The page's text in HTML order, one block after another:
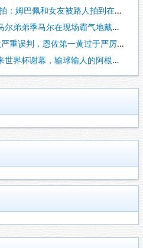
巴佩和女友被路人拍到在夜店狂欢
弟季马尔在现场霸气地戴上冠军
误判，恩佐第一黄过于严厉+吹
杯谢幕，输球输人的阿根廷需要